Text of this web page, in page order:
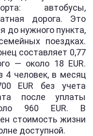
автобусы,
дорога. Это
до нужного пункта,
поездках.
составляет 0,77
— около 18 EUR.
4 человек, в месяц
EUR без учета
после уплаты
960 EUR. В
стоимость жизни
доступной.